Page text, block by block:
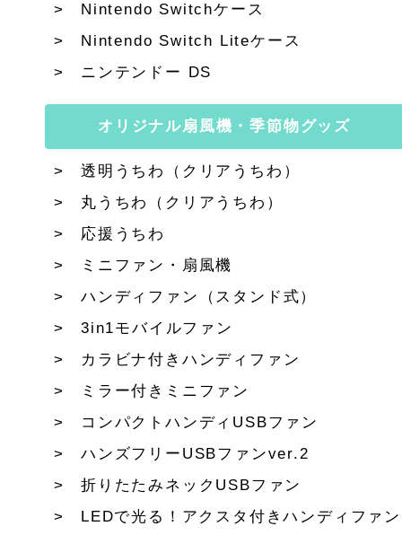
Nintendo Switchケース
Nintendo Switch Liteケース
ニンテンドー DS
オリジナル扇風機・季節物グッズ
透明うちわ（クリアうちわ）
丸うちわ（クリアうちわ）
応援うちわ
ミニファン・扇風機
ハンディファン（スタンド式）
3in1モバイルファン
カラビナ付きハンディファン
ミラー付きミニファン
コンパクトハンディUSBファン
ハンズフリーUSBファンver.2
折りたたみネックUSBファン
LEDで光る！アクスタ付きハンディファン